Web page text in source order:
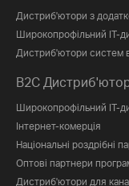
Дистриб'ютори з
Широкопрофільний IT-
Дистриб'ютори систем
B2C
Широкопрофільний IT-
Інтернет-комерція
Національні роздрібні
Оптові партнери
Дистриб'ютори для